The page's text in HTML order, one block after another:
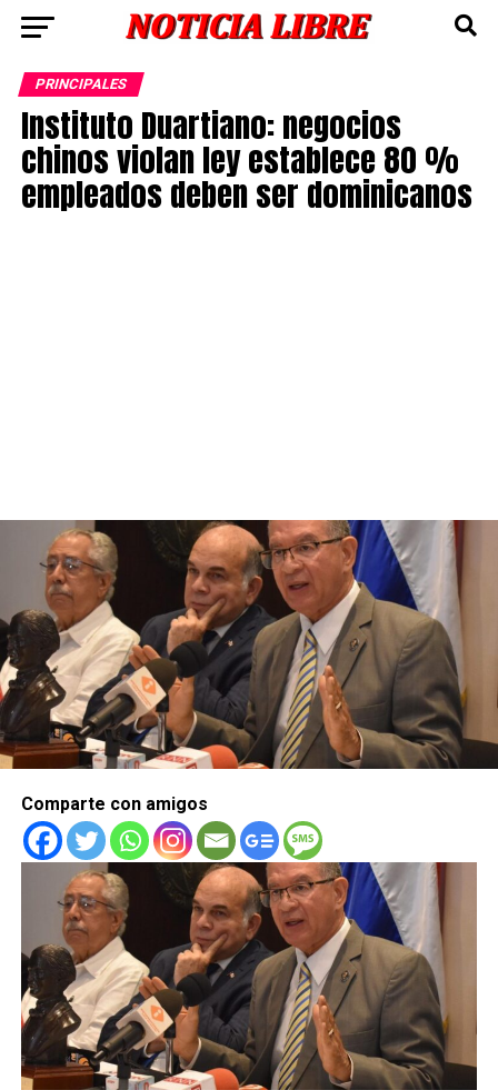
PRINCIPALES
Instituto Duartiano: negocios
chinos violan ley establece 80 %
empleados deben ser dominicanos
Comparte con amigos